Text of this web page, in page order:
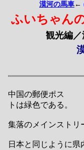
漠河の馬車 ←
ふいちゃん
観光編
中国の郵便ポス
トは緑色である。
集落のメインストリ
日本と同じように